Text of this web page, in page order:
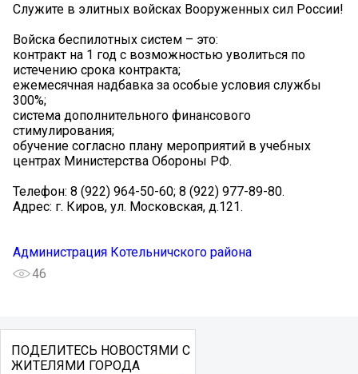
Служите в элитных войсках Вооруженных сил России!
Войска беспилотных систем – это:
контракт на 1 год с возможностью уволиться по
истечению срока контракта;
ежемесячная надбавка за особые условия службы
300%;
система дополнительного финансового
стимулирования;
обучение согласно плану мероприятий в учебных
центрах Министерства Обороны РФ.
Телефон: 8 (922) 964-50-60; 8 (922) 977-89-80.
Адрес: г. Киров, ул. Московская, д.121.
Администрация Котельничского района
46
ПОДЕЛИТЕСЬ НОВОСТЯМИ С
ЖИТЕЛЯМИ ГОРОДА